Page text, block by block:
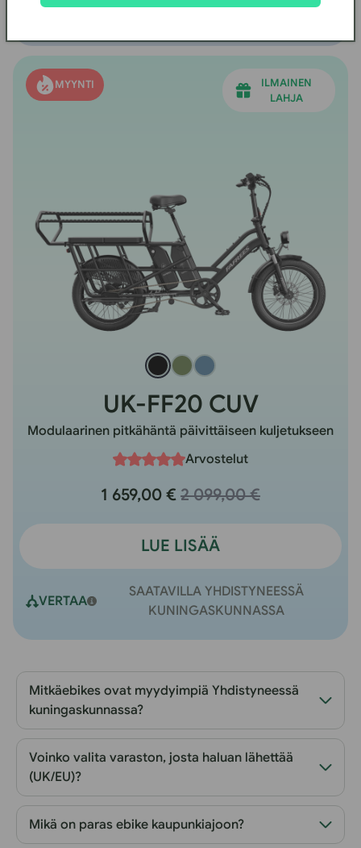
VERTAA
MYYNTI
ILMAINEN
LAHJA
UK-FF20 CUV
Modulaarinen pitkähäntä päivittäiseen kuljetukseen
Arvostelut
1 659,00 € 2 099,00 €
LUE LISÄÄ
VERTAA
SAATAVILLA YHDISTYNEESSÄ
KUNINGASKUNNASSA
Mitkäebikes ovat myydyimpiä Yhdistyneessä
kuningaskunnassa?
Voinko valita varaston, josta haluan lähettää
(UK/EU)?
Mikä on paras ebike kaupunkiajoon?